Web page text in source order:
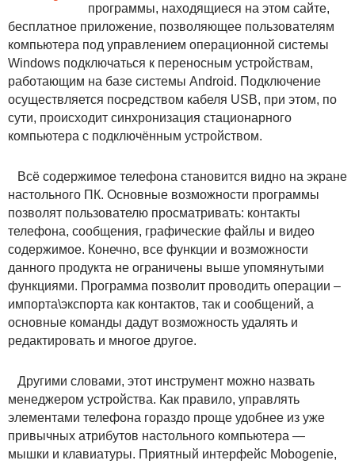
программы, находящиеся на этом сайте,
бесплатное приложение, позволяющее пользователям
компьютера под управлением операционной системы
Windows подключаться к переносным устройствам,
работающим на базе системы Android. Подключение
осуществляется посредством кабеля USB, при этом, по
сути, происходит синхронизация стационарного
компьютера с подключённым устройством.
Всё содержимое телефона становится видно на экране
настольного ПК. Основные возможности программы
позволят пользователю просматривать: контакты
телефона, сообщения, графические файлы и видео
содержимое. Конечно, все функции и возможности
данного продукта не ограничены выше упомянутыми
функциями. Программа позволит проводить операции –
импорта\экспорта как контактов, так и сообщений, а
основные команды дадут возможность удалять и
редактировать и многое другое.
Другими словами, этот инструмент можно назвать
менеджером устройства. Как правило, управлять
элементами телефона гораздо проще удобнее из уже
привычных атрибутов настольного компьютера —
мышки и клавиатуры. Приятный интерфейс Mobogenie,